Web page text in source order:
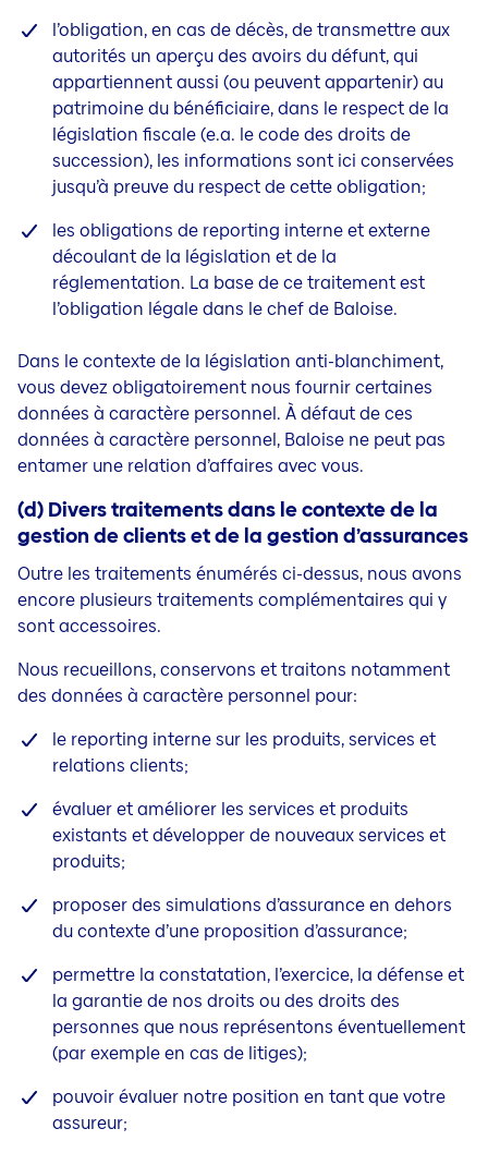
l’obligation, en cas de décès, de transmettre aux
autorités un aperçu des avoirs du défunt, qui
appartiennent aussi (ou peuvent appartenir) au
patrimoine du bénéficiaire, dans le respect de la
législation fiscale (e.a. le code des droits de
succession), les informations sont ici conservées
jusqu’à preuve du respect de cette obligation;
les obligations de reporting interne et externe
découlant de la législation et de la
réglementation. La base de ce traitement est
l’obligation légale dans le chef de Baloise.
Dans le contexte de la législation anti-blanchiment,
vous devez obligatoirement nous fournir certaines
données à caractère personnel. À défaut de ces
données à caractère personnel, Baloise ne peut pas
entamer une relation d’affaires avec vous.
(d) Divers traitements dans le contexte de la
gestion de clients et de la gestion d’assurances
Outre les traitements énumérés ci-dessus, nous avons
encore plusieurs traitements complémentaires qui y
sont accessoires.
Nous recueillons, conservons et traitons notamment
des données à caractère personnel pour:
le reporting interne sur les produits, services et
relations clients;
évaluer et améliorer les services et produits
existants et développer de nouveaux services et
produits;
proposer des simulations d’assurance en dehors
du contexte d’une proposition d’assurance;
permettre la constatation, l’exercice, la défense et
la garantie de nos droits ou des droits des
personnes que nous représentons éventuellement
(par exemple en cas de litiges);
pouvoir évaluer notre position en tant que votre
assureur;